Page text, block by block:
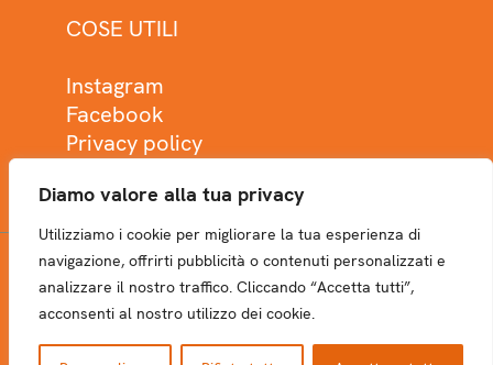
Diamo valore alla tua privacy
Utilizziamo i cookie per migliorare la tua esperienza di
navigazione, offrirti pubblicità o contenuti personalizzati e
analizzare il nostro traffico. Cliccando “Accetta tutti”,
acconsenti al nostro utilizzo dei cookie.
COSE UTILI
Instagram
Facebook
Privacy policy
NEWSLETTER